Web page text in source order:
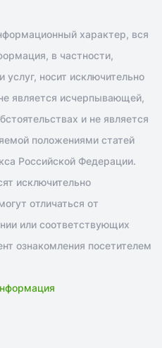
характер, вся
в частности,
носит исключительно
является исчерпывающей,
и не является
положениями статей
Российской Федерации.
исключительно
отличаться от
или соответствующих
ознакомления посетителем